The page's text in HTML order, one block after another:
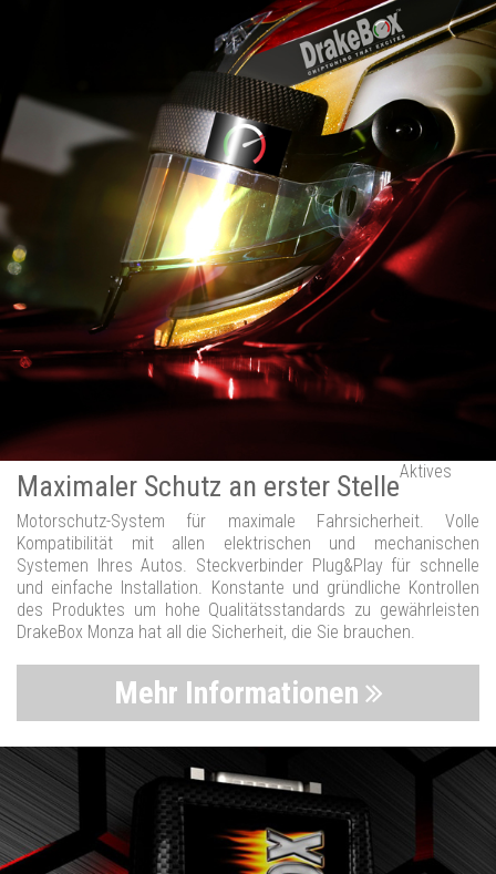
Maximaler Schutz an erster StelleAktives
Motorschutz-System für maximale Fahrsicherheit. Volle
Kompatibilität mit allen elektrischen und mechanischen
Systemen Ihres Autos. Steckverbinder Plug&Play für schnelle
und einfache Installation. Konstante und gründliche Kontrollen
des Produktes um hohe Qualitätsstandards zu gewährleisten
DrakeBox Monza hat all die Sicherheit, die Sie brauchen.
Mehr Informationen